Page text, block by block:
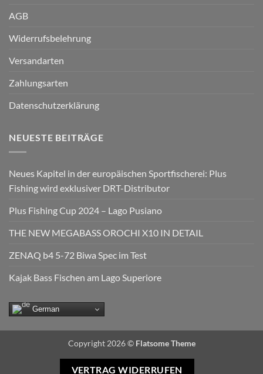
AGB
Widerrufsbelehrung
Versandarten
Zahlungsarten
Datenschutzerklärung
NEUESTE BEITRÄGE
Neues Kapitel in der europäischen Sportfischerei: Plus
Fishing wird exklusiver DRT-Distributor
Plus Fishing Cup 2024 – Lago Pusiano
THE NEW MEGABASS OROCHI X10 IN DETAIL
ZENAQ b4 5-72 Biwa Spec im Test
Kajak Bass Fischen am Lago Superiore
German
Copyright 2026 © Flatsome Theme
VERTRAG WIDERRUFEN